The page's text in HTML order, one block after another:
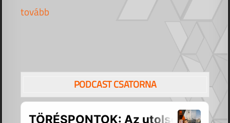
tovább
PODCAST CSATORNA